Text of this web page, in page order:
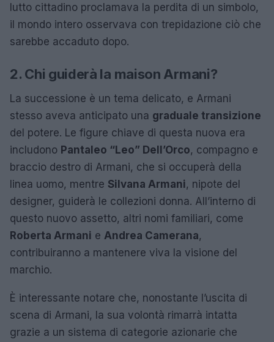
lutto cittadino proclamava la perdita di un simbolo,
il mondo intero osservava con trepidazione ciò che
sarebbe accaduto dopo.
2. Chi guiderà la maison Armani?
La successione è un tema delicato, e Armani
stesso aveva anticipato una graduale transizione
del potere. Le figure chiave di questa nuova era
includono Pantaleo “Leo” Dell’Orco, compagno e
braccio destro di Armani, che si occuperà della
linea uomo, mentre Silvana Armani, nipote del
designer, guiderà le collezioni donna. All’interno di
questo nuovo assetto, altri nomi familiari, come
Roberta Armani e Andrea Camerana,
contribuiranno a mantenere viva la visione del
marchio.
È interessante notare che, nonostante l’uscita di
scena di Armani, la sua volontà rimarrà intatta
grazie a un sistema di categorie azionarie che